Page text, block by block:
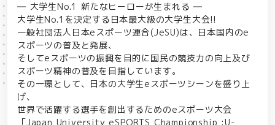
― 大学生No.1 新たなヒーローが生まれる ―
大学生No.1を決定する日本最大級の大学生大会!!
一般社団法人日本eスポーツ連合(JeSU)は、日本国内のe
スポーツの普及と発展、
そしてeスポーツの振興を目的に国民の競技力の向上及び
スポーツ精神の普及を目指しています。
その一環として、日本の大学生eスポーツシーンを盛り上
げ、
世界で活躍する選手を創出するためのeスポーツ大会
「Japan University eSPORTS Championship :U-